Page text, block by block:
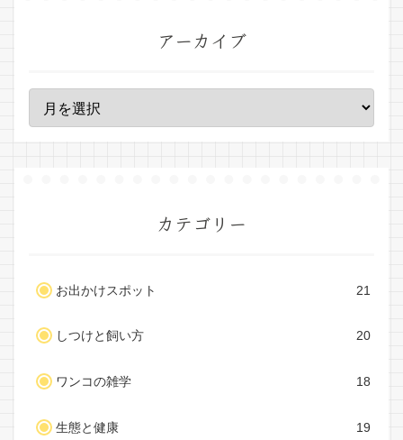
アーカイブ
カテゴリー
お出かけスポット 21
しつけと飼い方 20
ワンコの雑学 18
生態と健康 19